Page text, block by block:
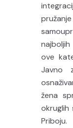
ove
Javno
žena
okruglih